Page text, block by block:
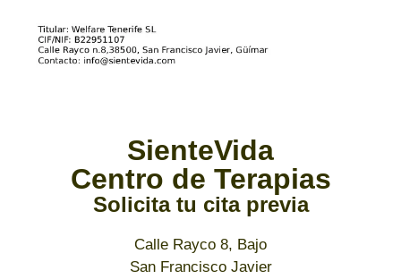
SienteVida
Centro de Terapias
Solicita tu cita previa
Calle Rayco 8, Bajo
San Francisco Javier